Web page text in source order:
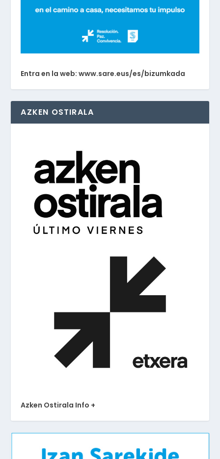
Entra en la web: www.sare.eus/es/bizumkada
AZKEN OSTIRALA
Azken Ostirala Info +